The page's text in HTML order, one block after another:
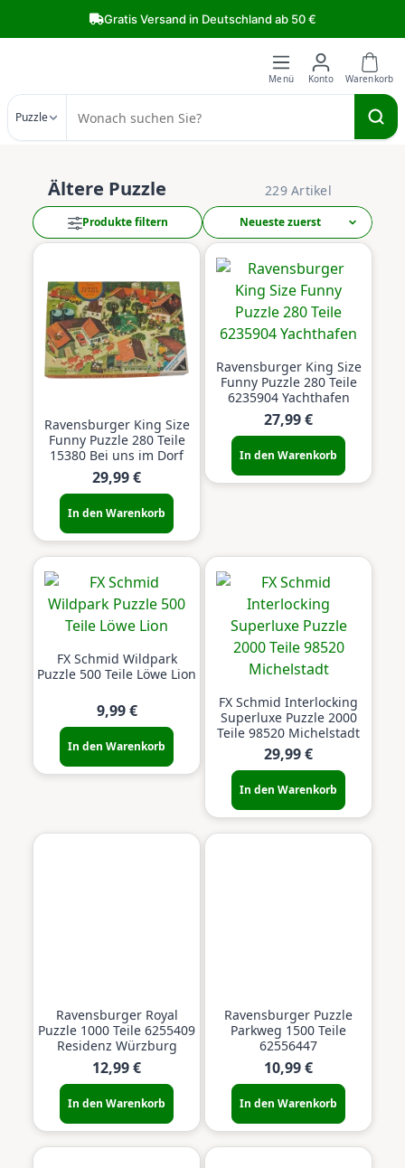
Zum Hauptinhalt springenGratis Versand in Deutschland ab 50 €
Puzzle
Ältere Puzzle 229 Artikel
Produkte filtern
Ravensburger King Size
Funny Puzzle 280 Teile
15380 Bei uns im Dorf
29,99 €
In den Warenkorb
Ravensburger King Size
Funny Puzzle 280 Teile
6235904 Yachthafen
27,99 €
In den Warenkorb
FX Schmid Wildpark
Puzzle 500 Teile Löwe Lion
9,99 €
In den Warenkorb
FX Schmid Interlocking
Superluxe Puzzle 2000
Teile 98520 Michelstadt
29,99 €
In den Warenkorb
Ravensburger Royal
Puzzle 1000 Teile 6255409
Residenz Würzburg
12,99 €
In den Warenkorb
Ravensburger Puzzle
Parkweg 1500 Teile
62556447
10,99 €
In den Warenkorb